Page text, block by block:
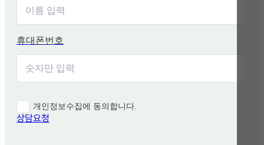
휴대폰번호
개인정보수집에 동의합니다.
상담요청